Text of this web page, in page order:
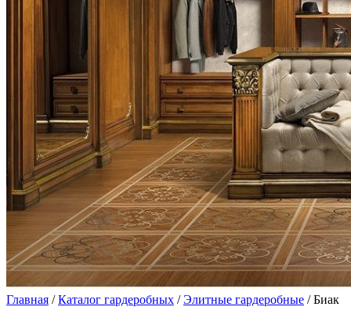
Главная /Каталог гардеробных /Элитные гардеробные / Биак